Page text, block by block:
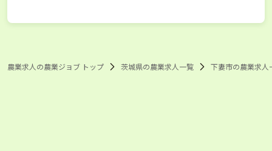
農業求人の農業ジョブ トップ 茨城県の農業求人一覧 下妻市の農業求人